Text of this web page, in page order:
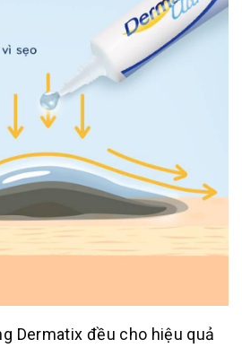
Dermatix đều cho hiệu quả